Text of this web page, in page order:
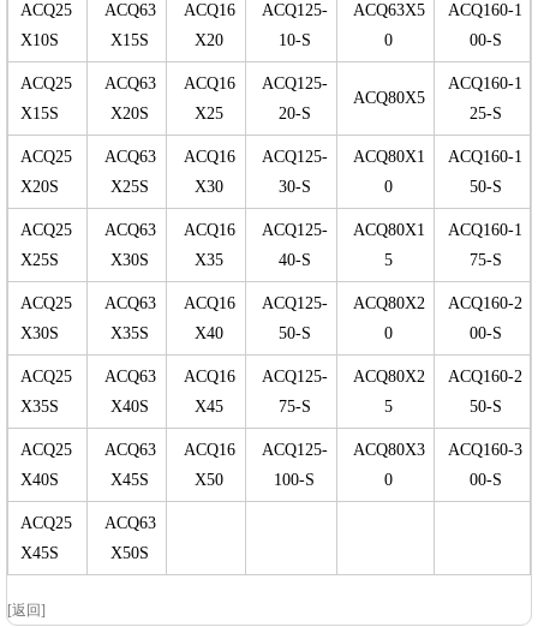
ACQ25
X10S
ACQ63
X15S
ACQ16
X20
ACQ125-
10-S
ACQ63X5
0
ACQ160-1
00-S
ACQ25
X15S
ACQ63
X20S
ACQ16
X25
ACQ125-
20-S
ACQ80X5
ACQ160-1
25-S
ACQ25
X20S
ACQ63
X25S
ACQ16
X30
ACQ125-
30-S
ACQ80X1
0
ACQ160-1
50-S
ACQ25
X25S
ACQ63
X30S
ACQ16
X35
ACQ125-
40-S
ACQ80X1
5
ACQ160-1
75-S
ACQ25
X30S
ACQ63
X35S
ACQ16
X40
ACQ125-
50-S
ACQ80X2
0
ACQ160-2
00-S
ACQ25
X35S
ACQ63
X40S
ACQ16
X45
ACQ125-
75-S
ACQ80X2
5
ACQ160-2
50-S
ACQ25
X40S
ACQ63
X45S
ACQ16
X50
ACQ125-
100-S
ACQ80X3
0
ACQ160-3
00-S
ACQ25
X45S
ACQ63
X50S
[返回]